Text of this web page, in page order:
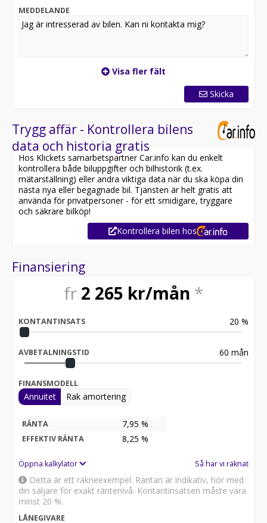
En personlig och välutrustad bil – redo för leverans!
*OBS: Vänligen ring oss innan ditt besök för att
Utrustning inkluderar:
- Parkeringssensorer
- Rattvärme
- Farthållare
Jämför denna bil med någon av våra andra Kia Soul i
lager. Se våra bilar på
https://www.riddermarkbil.se/kopa-bil/?series=soul
Övrig information om bilen:
Vid blandad körning är förbrukning endast 0.69 l/mil
Möjlighet till 12-60 månaders garanti
Servicehistorik:
2020-02-25 - 3087 mil
2021-05-28 - 4594 mil
2024-02-28 - 7260 mil
2025-02-01 - 9010 mil
2026-06-01 - 6956 mil
Besök
för att:
• Reservera bilen direkt online
• Få mer info om utrustning och tillval
Därför ska du välja Riddermark Bil:
* Störst i Sverige på begagnade bilar
* Erbjuder hemleverans i hela Sverige
* 14 dagars helförsäkring via Folksam
* Över 10 tusen omdömen på Trustpilot
* Våra bilar är testade på över 100 punkter
MEDDELANDE
Visa fler fält
Skicka
Trygg affär - Kontrollera bilens
data och historia gratis
Hos Klickets samarbetspartner Car.info kan du enkelt
kontrollera både biluppgifter och bilhistorik (t.ex.
mätarställning) eller andra viktiga data när du ska köpa din
nästa nya eller begagnade bil. Tjänsten är helt gratis att
använda för privatpersoner - för ett smidigare, tryggare
och säkrare bilköp!
Kontrollera bilen hos
Finansiering
fr 2 265 kr/mån *
KONTANTINSATS 20 %
AVBETALNINGSTID 60 mån
FINANSMODELL
Annuitet Rak amortering
RÄNTA 7,95 %
EFFEKTIV RÄNTA 8,25 %
Öppna kalkylator Så har vi räknat
Detta är ett räkneexempel. Räntan är indikativ, hör med
din säljare för exakt räntenivå. Kontantinsatsen måste vara
minst 20 %.
LÅNEGIVARE